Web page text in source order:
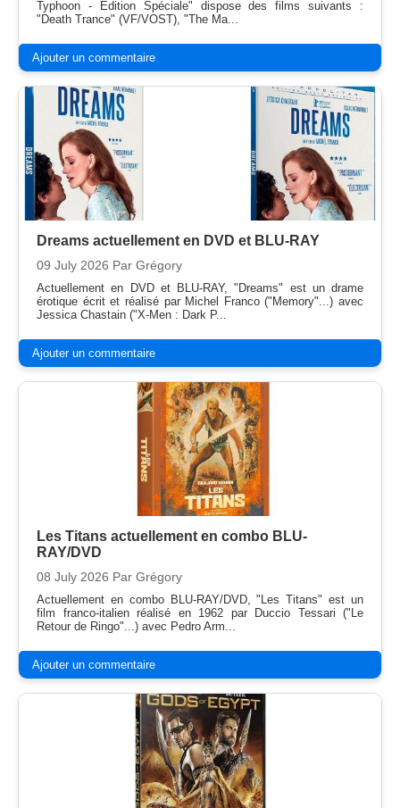
Typhoon - Edition Spéciale" dispose des films suivants :
"Death Trance" (VF/VOST), "The Ma...
Ajouter un commentaire
Dreams actuellement en DVD et BLU-RAY
09 July 2026 Par Grégory
Actuellement en DVD et BLU-RAY, "Dreams" est un drame
érotique écrit et réalisé par Michel Franco ("Memory"...) avec
Jessica Chastain ("X-Men : Dark P...
Ajouter un commentaire
Les Titans actuellement en combo BLU-
RAY/DVD
08 July 2026 Par Grégory
Actuellement en combo BLU-RAY/DVD, "Les Titans" est un
film franco-italien réalisé en 1962 par Duccio Tessari ("Le
Retour de Ringo"...) avec Pedro Arm...
Ajouter un commentaire